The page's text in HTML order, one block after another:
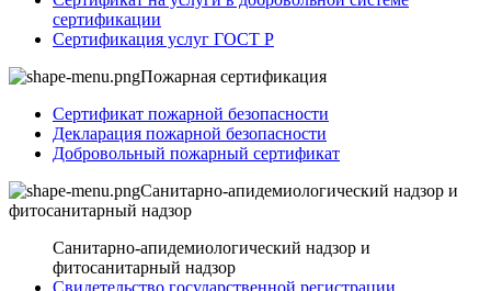
сертификации
Сертификация услуг ГОСТ Р
Пожарная сертификация
Сертификат пожарной безопасности
Декларация пожарной безопасности
Добровольный пожарный сертификат
Санитарно-апидемиологический надзор и
фитосанитарный надзор
Санитарно-апидемиологический надзор и
фитосанитарный надзор
Свидетельство государственной регистрации